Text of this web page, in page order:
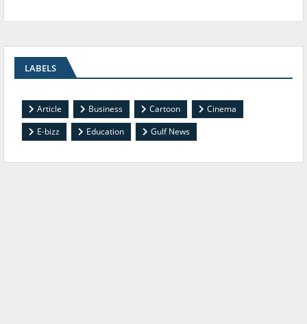
LABELS
Article Business Cartoon
Cinema
E-bizz
Education Gulf News